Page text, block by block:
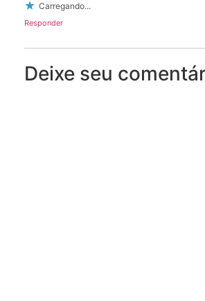
Carregando...
Responder
Deixe seu